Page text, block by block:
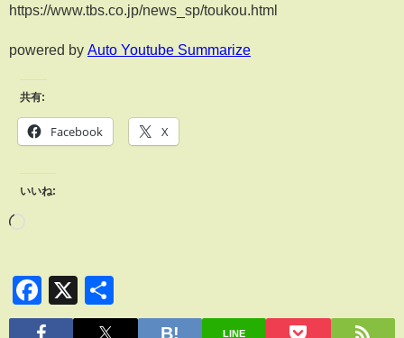
https://www.tbs.co.jp/news_sp/toukou.html
powered by Auto Youtube Summarize
共有:
Facebook X
いいね:
Facebook
X
有
LINE